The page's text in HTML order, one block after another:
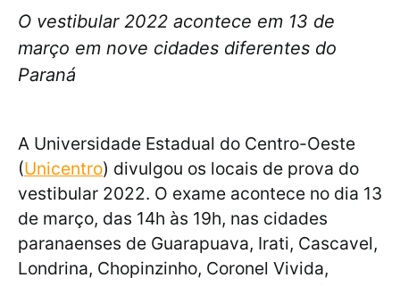
O vestibular 2022 acontece em 13 de
março em nove cidades diferentes do
Paraná
A Universidade Estadual do Centro-Oeste
(Unicentro) divulgou os locais de prova do
vestibular 2022. O exame acontece no dia 13
de março, das 14h às 19h, nas cidades
paranaenses de Guarapuava, Irati, Cascavel,
Londrina, Chopinzinho, Coronel Vivida,